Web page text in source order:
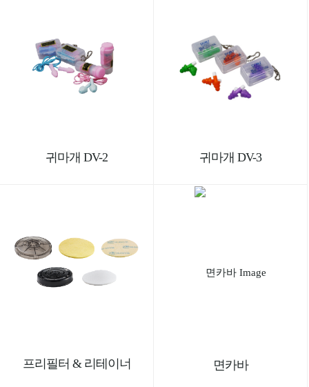
귀마개 DV-2 귀마개 DV-3
프리필터 & 리테이너 면카바